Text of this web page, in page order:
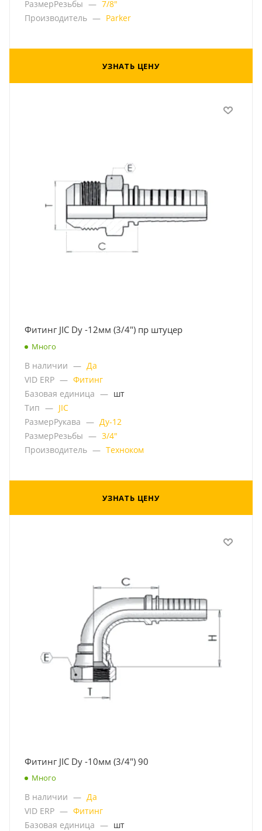
РазмерРезьбы — 7/8"
Производитель — Parker
УЗНАТЬ ЦЕНУ
Фитинг JIC Dу -12мм (3/4") пр штуцер
Много
В наличии — Да
VID ERP — Фитинг
Базовая единица — шт
Тип — JIC
РазмерРукава — Ду-12
РазмерРезьбы — 3/4"
Производитель — Техноком
УЗНАТЬ ЦЕНУ
Фитинг JIC Dу -10мм (3/4") 90
Много
В наличии — Да
VID ERP — Фитинг
Базовая единица — шт